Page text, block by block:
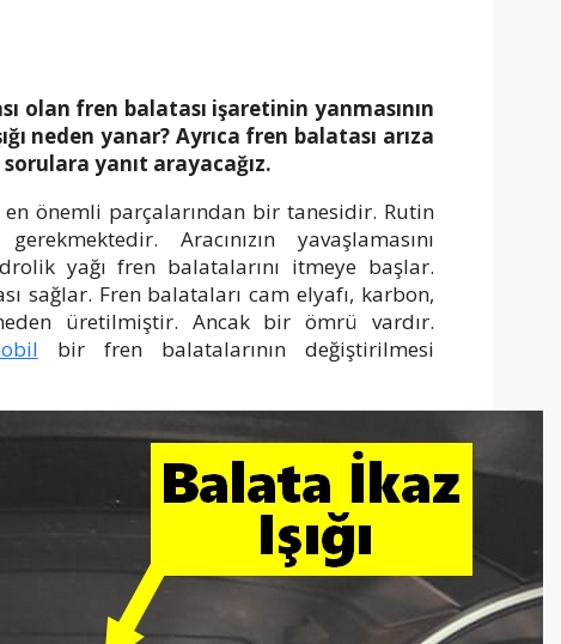
olan fren balatası işaretinin yanmasının
neden yanar? Ayrıca fren balatası arıza
yanıt arayacağız.
önemli parçalarından bir tanesidir. Rutin
Aracınızın yavaşlamasını
yağı fren balatalarını itmeye başlar.
sağlar. Fren balataları cam elyafı, karbon,
üretilmiştir. Ancak bir ömrü vardır.
bir fren balatalarının değiştirilmesi